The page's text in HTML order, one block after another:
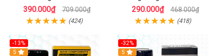
Thích Mạnh
390.000₫ 709.000₫
(424)
290.000₫ 468.000₫
(418)
-13%
Hot
5
-32%
5